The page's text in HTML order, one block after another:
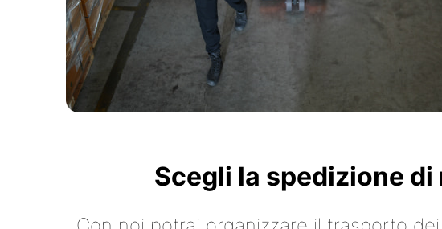
Scegli la spedizione